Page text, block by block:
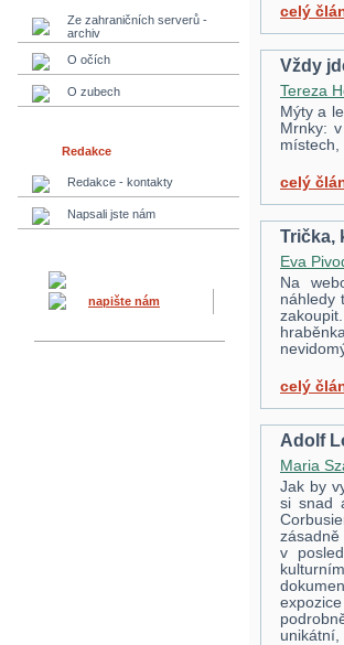
Ze zahraničních serverů -
archiv
O očích
O zubech
Redakce
Redakce - kontakty
Napsali jste nám
napište nám
celý
Vždy
Tereza
Mýty a
Mrnky:
místech,
celý
Trička,
Eva
Na
náhledy
celý
Adolf
Maria
Jak by
si snad
zásadně
v
unikátní,